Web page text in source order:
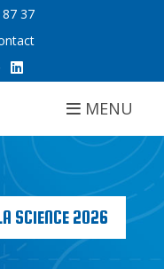
37
MENU
SCIENCE 2026